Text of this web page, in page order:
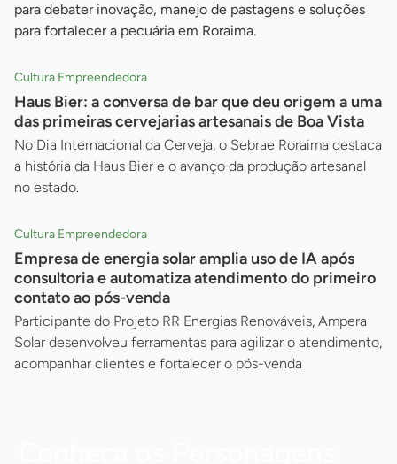
para debater inovação, manejo de pastagens e soluções
para fortalecer a pecuária em Roraima.
Cultura Empreendedora
Haus Bier: a conversa de bar que deu origem a uma
das primeiras cervejarias artesanais de Boa Vista
No Dia Internacional da Cerveja, o Sebrae Roraima destaca
a história da Haus Bier e o avanço da produção artesanal
no estado.
Cultura Empreendedora
Empresa de energia solar amplia uso de IA após
consultoria e automatiza atendimento do primeiro
contato ao pós-venda
Participante do Projeto RR Energias Renováveis, Ampera
Solar desenvolveu ferramentas para agilizar o atendimento,
acompanhar clientes e fortalecer o pós-venda